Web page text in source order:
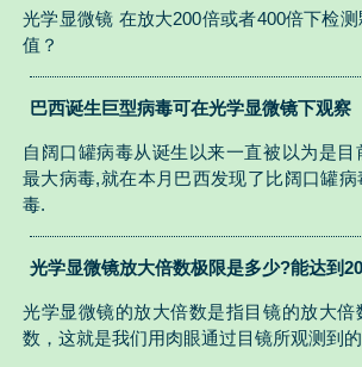
光学显微镜 在放大200倍或者400倍下检
值？
巴西诞生巨型病毒可在光学显微镜下观察
自阔口罐病毒从诞生以来一直被以为是
最大病毒,就在本月巴西发现了比阔口罐
毒.
光学显微镜放大倍数极限是多少?能达到
光学显微镜的放大倍数是指目镜的放大
数，这就是我们用肉眼通过目镜所观测到的